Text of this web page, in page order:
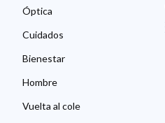
Óptica
Cuidados
Bienestar
Hombre
Vuelta al cole